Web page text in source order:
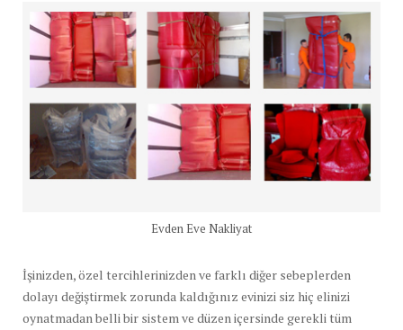
Evden Eve Nakliyat
İşinizden, özel tercihlerinizden ve farklı diğer sebeplerden
dolayı değiştirmek zorunda kaldığınız evinizi siz hiç elinizi
oynatmadan belli bir sistem ve düzen içersinde gerekli tüm